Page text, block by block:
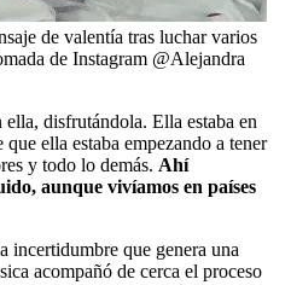
de valentía tras luchar varios
de Instagram @Alejandra
disfrutándola. Ella estaba en
ella estaba empezando a tener
y todo lo demás. Ahí
aunque vivíamos en países
incertidumbre que genera una
acompañó de cerca el proceso